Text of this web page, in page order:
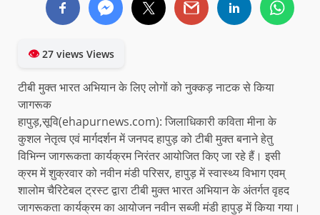
👁27 views Views
टीबी मुक्त भारत अभियान के लिए लोगों को नुक्कड़ नाटक से किया
जागरूक
हापुड़,सूवि(ehapurnews.com): जिलाधिकारी कविता मीना के
कुशल नेतृत्व एवं मार्गदर्शन में जनपद हापुड़ को टीबी मुक्त बनाने हेतु
विभिन्न जागरूकता कार्यक्रम निरंतर आयोजित किए जा रहे हैं। इसी
क्रम में शुक्रवार को नवीन मंडी परिसर, हापुड़ में स्वास्थ्य विभाग एवम्
शालोम चैरिटेबल ट्रस्ट द्वारा टीबी मुक्त भारत अभियान के अंतर्गत वृहद
जागरूकता कार्यक्रम का आयोजन नवीन सब्जी मंडी हापुड़ में किया गया।